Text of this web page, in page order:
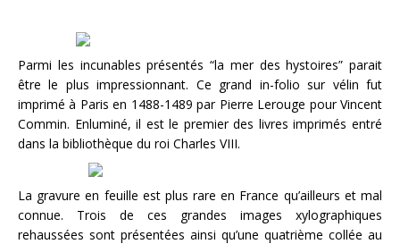
Parmi les incunables présentés “la mer des hystoires” parait
être le plus impressionnant. Ce grand in-folio sur vélin fut
imprimé à Paris en 1488-1489 par Pierre Lerouge pour Vincent
Commin. Enluminé, il est le premier des livres imprimés entré
dans la bibliothèque du roi Charles VIII.
La gravure en feuille est plus rare en France qu’ailleurs et mal
connue. Trois de ces grandes images xylographiques
rehaussées sont présentées ainsi qu’une quatrième collée au